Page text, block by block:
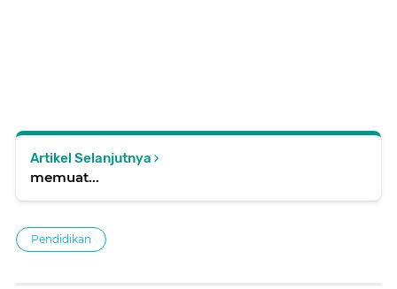
Artikel Selanjutnya
memuat...
Pendidikan